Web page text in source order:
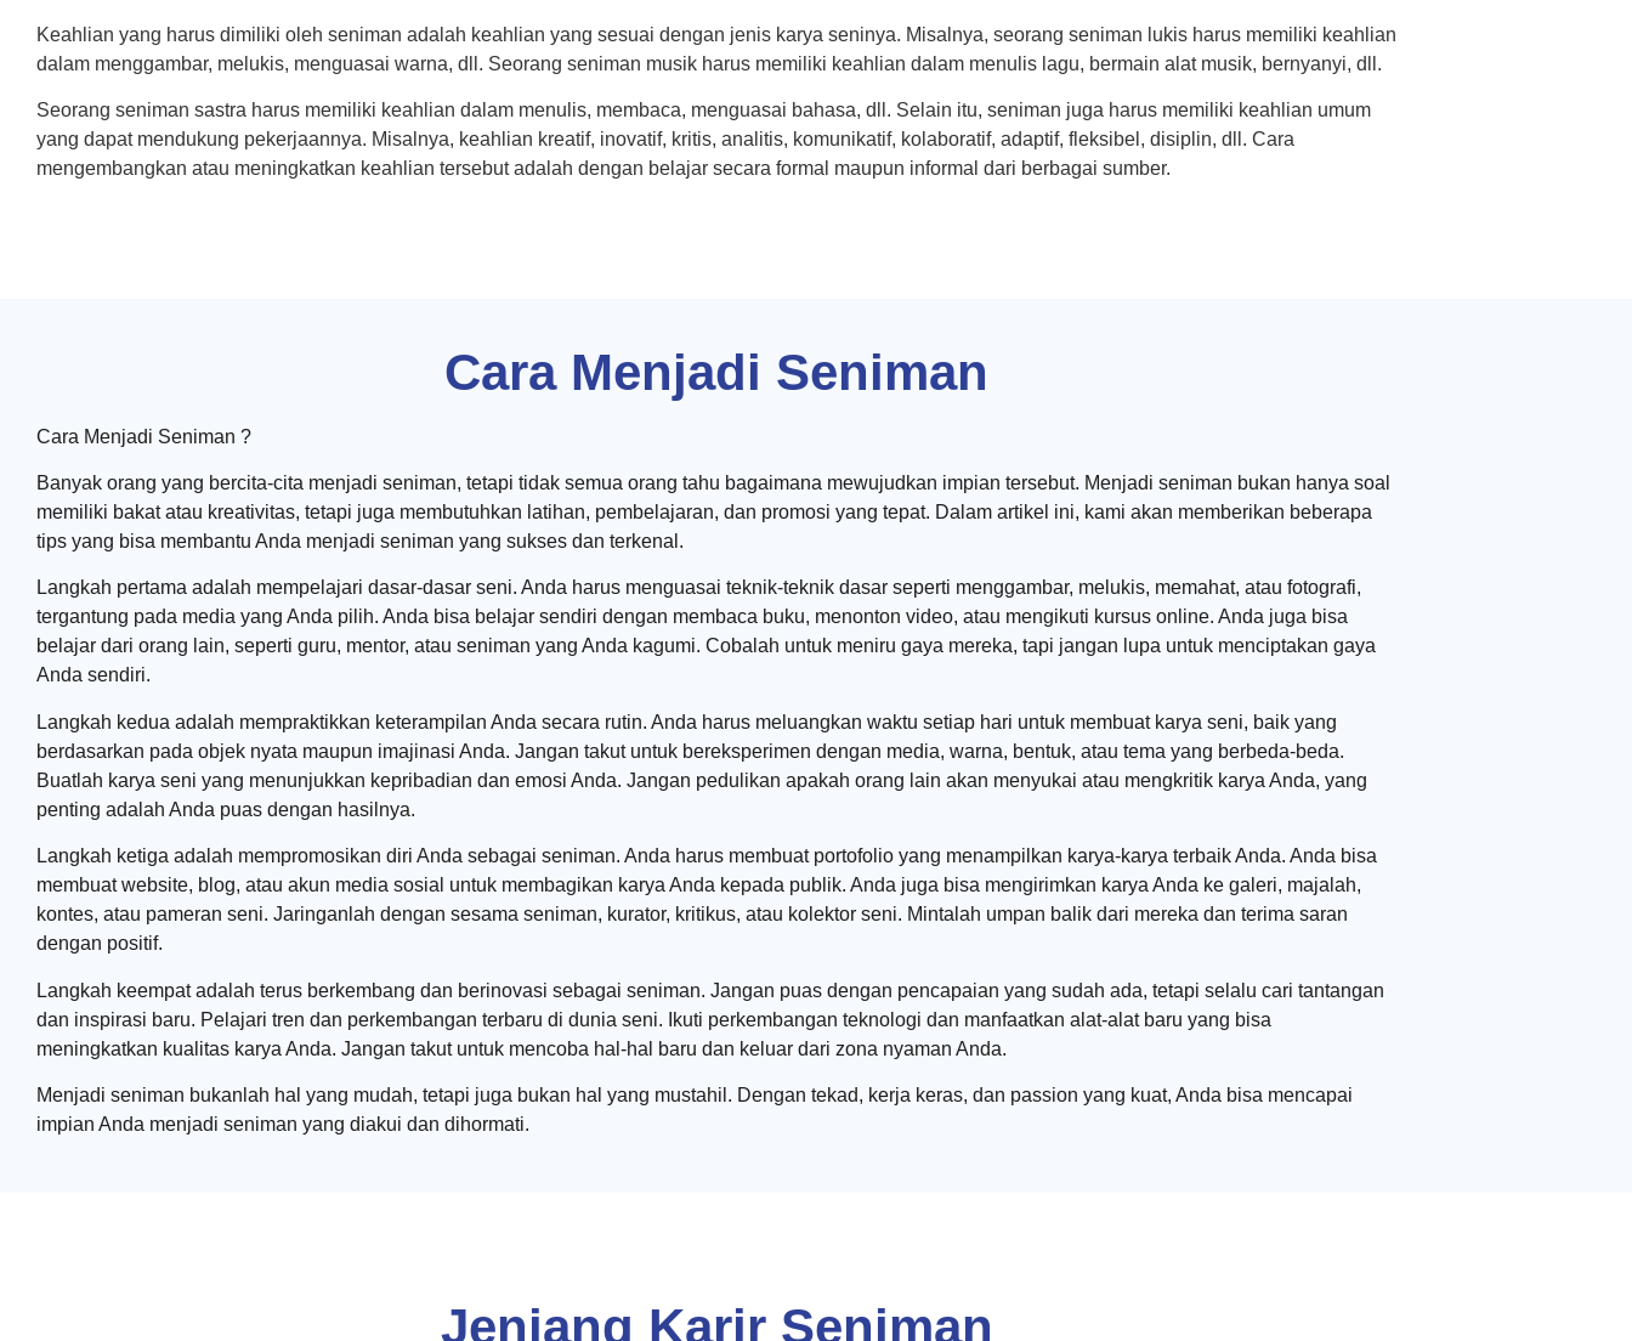
Keahlian yang harus dimiliki oleh seniman adalah keahlian yang sesuai dengan jenis karya seninya. Misalnya, seorang seniman lukis harus memiliki keahlian
dalam menggambar, melukis, menguasai warna, dll. Seorang seniman musik harus memiliki keahlian dalam menulis lagu, bermain alat musik, bernyanyi, dll.
Seorang seniman sastra harus memiliki keahlian dalam menulis, membaca, menguasai bahasa, dll. Selain itu, seniman juga harus memiliki keahlian umum
yang dapat mendukung pekerjaannya. Misalnya, keahlian kreatif, inovatif, kritis, analitis, komunikatif, kolaboratif, adaptif, fleksibel, disiplin, dll. Cara
mengembangkan atau meningkatkan keahlian tersebut adalah dengan belajar secara formal maupun informal dari berbagai sumber.
Cara Menjadi Seniman
Cara Menjadi Seniman ?
Banyak orang yang bercita-cita menjadi seniman, tetapi tidak semua orang tahu bagaimana mewujudkan impian tersebut. Menjadi seniman bukan hanya soal
memiliki bakat atau kreativitas, tetapi juga membutuhkan latihan, pembelajaran, dan promosi yang tepat. Dalam artikel ini, kami akan memberikan beberapa
tips yang bisa membantu Anda menjadi seniman yang sukses dan terkenal.
Langkah pertama adalah mempelajari dasar-dasar seni. Anda harus menguasai teknik-teknik dasar seperti menggambar, melukis, memahat, atau fotografi,
tergantung pada media yang Anda pilih. Anda bisa belajar sendiri dengan membaca buku, menonton video, atau mengikuti kursus online. Anda juga bisa
belajar dari orang lain, seperti guru, mentor, atau seniman yang Anda kagumi. Cobalah untuk meniru gaya mereka, tapi jangan lupa untuk menciptakan gaya
Anda sendiri.
Langkah kedua adalah mempraktikkan keterampilan Anda secara rutin. Anda harus meluangkan waktu setiap hari untuk membuat karya seni, baik yang
berdasarkan pada objek nyata maupun imajinasi Anda. Jangan takut untuk bereksperimen dengan media, warna, bentuk, atau tema yang berbeda-beda.
Buatlah karya seni yang menunjukkan kepribadian dan emosi Anda. Jangan pedulikan apakah orang lain akan menyukai atau mengkritik karya Anda, yang
penting adalah Anda puas dengan hasilnya.
Langkah ketiga adalah mempromosikan diri Anda sebagai seniman. Anda harus membuat portofolio yang menampilkan karya-karya terbaik Anda. Anda bisa
membuat website, blog, atau akun media sosial untuk membagikan karya Anda kepada publik. Anda juga bisa mengirimkan karya Anda ke galeri, majalah,
kontes, atau pameran seni. Jaringanlah dengan sesama seniman, kurator, kritikus, atau kolektor seni. Mintalah umpan balik dari mereka dan terima saran
dengan positif.
Langkah keempat adalah terus berkembang dan berinovasi sebagai seniman. Jangan puas dengan pencapaian yang sudah ada, tetapi selalu cari tantangan
dan inspirasi baru. Pelajari tren dan perkembangan terbaru di dunia seni. Ikuti perkembangan teknologi dan manfaatkan alat-alat baru yang bisa
meningkatkan kualitas karya Anda. Jangan takut untuk mencoba hal-hal baru dan keluar dari zona nyaman Anda.
Menjadi seniman bukanlah hal yang mudah, tetapi juga bukan hal yang mustahil. Dengan tekad, kerja keras, dan passion yang kuat, Anda bisa mencapai
impian Anda menjadi seniman yang diakui dan dihormati.
Jenjang Karir Seniman